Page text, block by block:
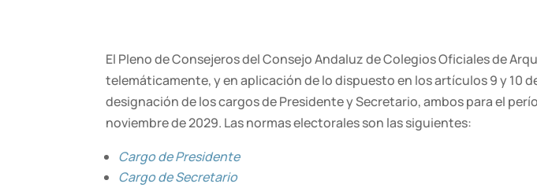
El Pleno de Consejeros del Consejo Andaluz de Colegios Oficiales de
telemáticamente, y en aplicación de lo dispuesto en los artículos 9 y 10
designación de los cargos de Presidente y Secretario, ambos para el
noviembre de 2029. Las normas electorales son las siguientes:
Cargo de Presidente
Cargo de Secretario